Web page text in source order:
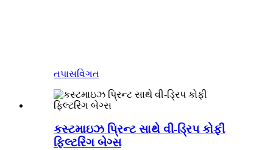
તપાસવિગત
કસ્ટમાઇઝ પ્રિન્ટ સાથે વી-ડ્રિપ કોફી
ફિલ્ટરિંગ બેગ્સ